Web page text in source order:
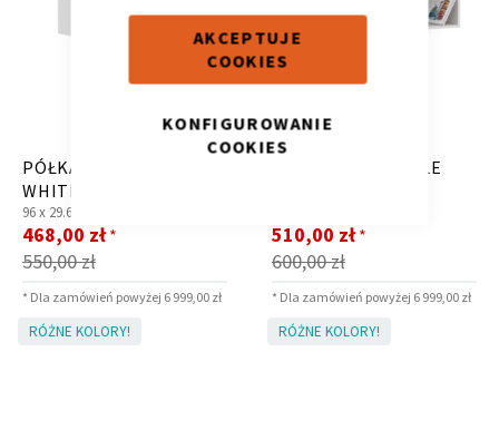
AKCEPTUJE
COOKIES
KONFIGUROWANIE
COOKIES
PÓŁKA 90 RESTYLE
WHITE
96 x 29.6 x
550,00 zł
Cena
promocyjna
468,00 zł *
* Dla zamówień powyżej 6 999,00 zł
PÓŁKA 120 RESTYLE
600,00 zł
Cena
promocyjna
510,00 zł *
* Dla zamówień powyżej 6 999,00 zł
RÓŻNE KOLORY! RÓŻNE KOLORY!